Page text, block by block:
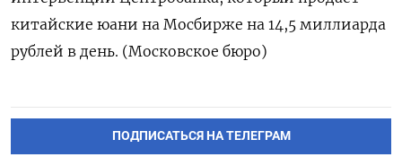
китайские юани на Мосбирже на 14,5 миллиарда
рублей в день. (Московское бюро)
ПОДПИСАТЬСЯ НА ТЕЛЕГРАМ